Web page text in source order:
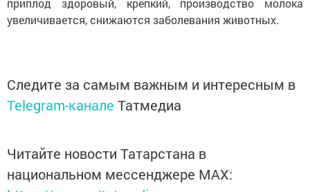
увеличивается, снижаются заболевания животных.
Следите за самым важным и интересным в
Telegram-канале Татмедиа
Читайте новости Татарстана в
национальном мессенджере MАХ: